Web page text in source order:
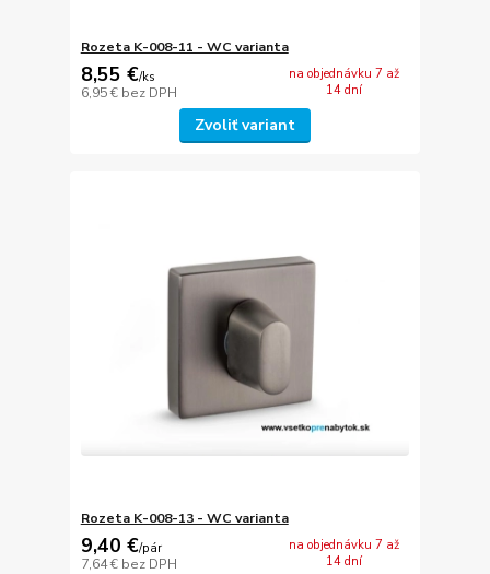
Rozeta K-008-11 - WC varianta
8,55 €/ks
6,95 € bez DPH
na objednávku 7 až
14 dní
Zvoliť variant
Rozeta K-008-13 - WC varianta
9,40 €/pár
7,64 € bez DPH
na objednávku 7 až
14 dní